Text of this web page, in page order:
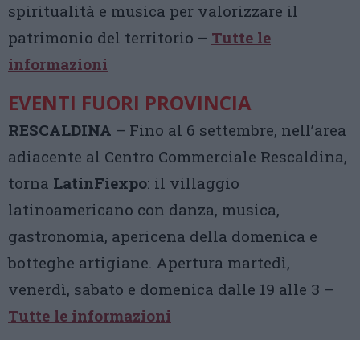
spiritualità e musica per valorizzare il
patrimonio del territorio – Tutte le
informazioni
EVENTI FUORI PROVINCIA
RESCALDINA – Fino al 6 settembre, nell’area
adiacente al Centro Commerciale Rescaldina,
torna LatinFiexpo: il villaggio
latinoamericano con danza, musica,
gastronomia, apericena della domenica e
botteghe artigiane. Apertura martedì,
venerdì, sabato e domenica dalle 19 alle 3 –
Tutte le informazioni